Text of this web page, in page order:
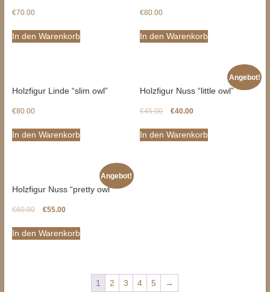
€70.00
In den Warenkorb
€80.00
In den Warenkorb
Holzfigur Linde “slim owl”
€80.00
In den Warenkorb
Angebot!
Holzfigur Nuss “little owl”
€45.00 €40.00
In den Warenkorb
Angebot!
Holzfigur Nuss “pretty owl”
€60.00 €55.00
In den Warenkorb
1 2 3 4 5 →